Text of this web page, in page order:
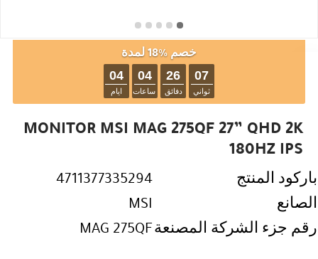
خصم %18 لمدة
04
ايام
04
ساعات
26
دفائق
07
ثواني
MONITOR MSI MAG 275QF 27” QHD 2K
180HZ IPS
باركود المنتج
4711377335294
الصانع
MSI
رقم جزء الشركة المصنعةMAG 275QF